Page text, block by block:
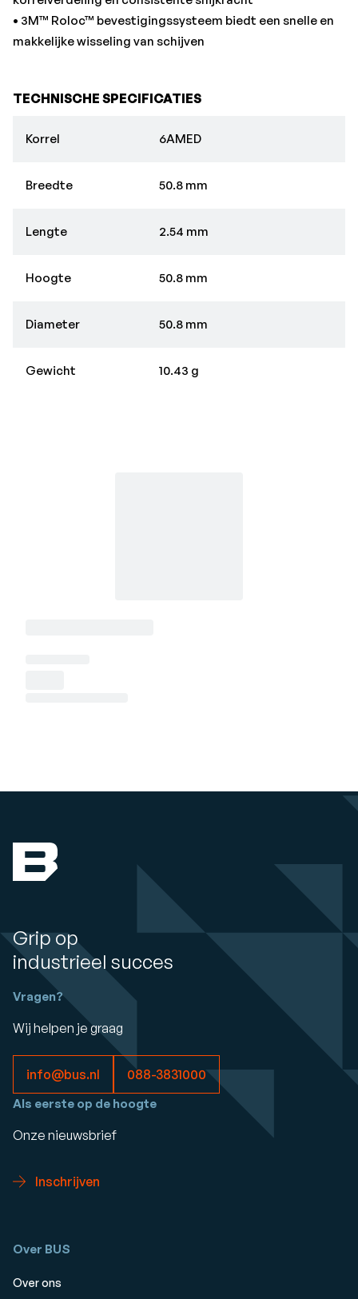
• 3M™ Roloc™ bevestigingssysteem biedt een snelle en
makkelijke wisseling van schijven
TECHNISCHE SPECIFICATIES
Korrel 6AMED
Breedte 50.8 mm
Lengte 2.54 mm
Hoogte 50.8 mm
Diameter 50.8 mm
Gewicht 10.43 g
Grip op
industrieel succes
Vragen?
Wij helpen je graag
info@bus.nl 088-3831000
Als eerste op de hoogte
Onze nieuwsbrief
Inschrijven
Over BUS
Over ons